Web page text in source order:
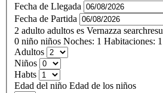
Fecha de Llegada
Fecha de Partida
2 adulto adultos es Vernazza
0 niño niños Noches: 1 Habitaciones: 1
Adultos
Niños
Habts
Edad del niño Edad de los niños